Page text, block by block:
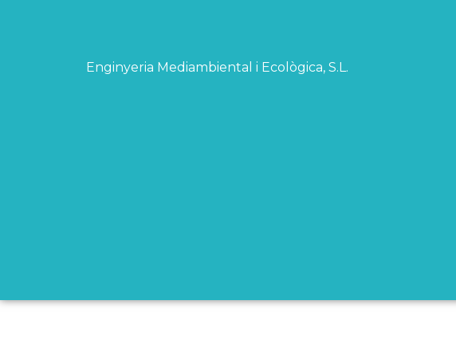
Enginyeria Mediambiental i Ecològica, S.L.